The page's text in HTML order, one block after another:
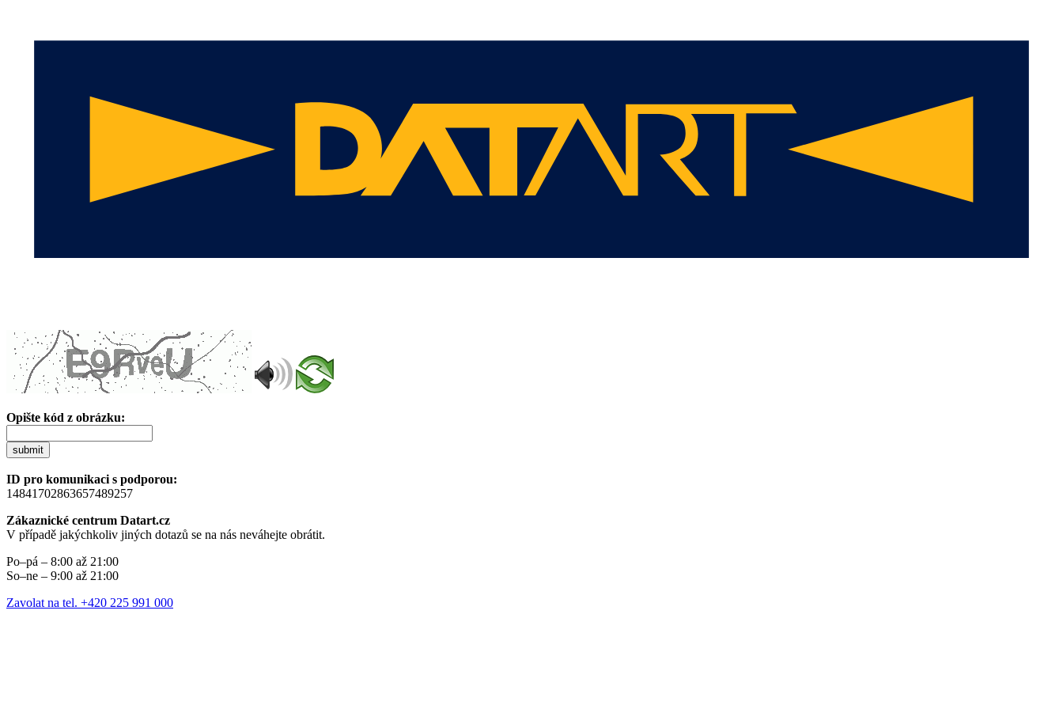
Opište kód z obrázku:
submit
ID pro komunikaci s podporou:
14841702863657489257
Zákaznické centrum Datart.cz
V případě jakýchkoliv jiných dotazů se na nás neváhejte obrátit.
Po–pá – 8:00 až 21:00
So–ne – 9:00 až 21:00
Zavolat na tel. +420 225 991 000